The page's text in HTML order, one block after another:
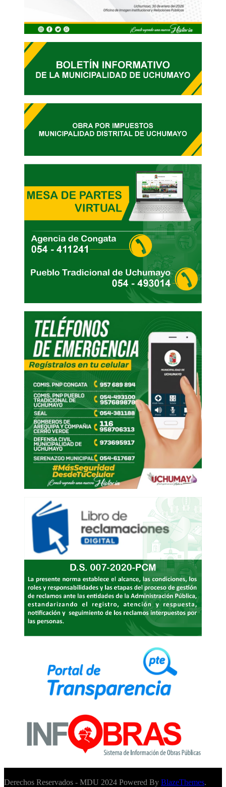
Derechos Reservados - MDU 2024 Powered By BlazeThemes.